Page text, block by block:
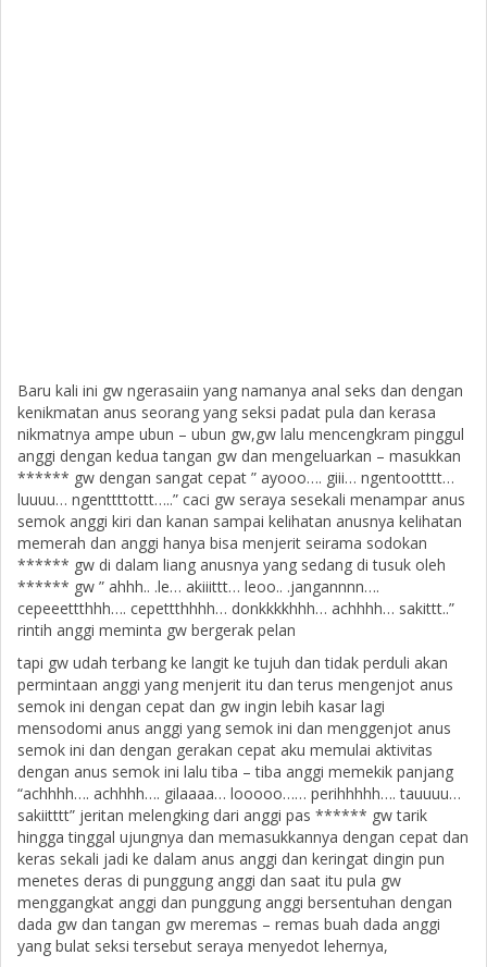
Baru kali ini gw ngerasaiin yang namanya anal seks dan dengan
kenikmatan anus seorang yang seksi padat pula dan kerasa
nikmatnya ampe ubun – ubun gw,gw lalu mencengkram pinggul
anggi dengan kedua tangan gw dan mengeluarkan – masukkan
****** gw dengan sangat cepat ” ayooo…. giii… ngentootttt…
luuuu… ngenttttottt…..” caci gw seraya sesekali menampar anus
semok anggi kiri dan kanan sampai kelihatan anusnya kelihatan
memerah dan anggi hanya bisa menjerit seirama sodokan
****** gw di dalam liang anusnya yang sedang di tusuk oleh
****** gw ” ahhh.. .le… akiiittt… leoo.. .jangannnn….
cepeeettthhh…. cepettthhhh… donkkkkhhh… achhhh… sakittt..”
rintih anggi meminta gw bergerak pelan
tapi gw udah terbang ke langit ke tujuh dan tidak perduli akan
permintaan anggi yang menjerit itu dan terus mengenjot anus
semok ini dengan cepat dan gw ingin lebih kasar lagi
mensodomi anus anggi yang semok ini dan menggenjot anus
semok ini dan dengan gerakan cepat aku memulai aktivitas
dengan anus semok ini lalu tiba – tiba anggi memekik panjang
“achhhh…. achhhh…. gilaaaa… looooo…… perihhhhh…. tauuuu…
sakiitttt” jeritan melengking dari anggi pas ****** gw tarik
hingga tinggal ujungnya dan memasukkannya dengan cepat dan
keras sekali jadi ke dalam anus anggi dan keringat dingin pun
menetes deras di punggung anggi dan saat itu pula gw
menggangkat anggi dan punggung anggi bersentuhan dengan
dada gw dan tangan gw meremas – remas buah dada anggi
yang bulat seksi tersebut seraya menyedot lehernya,